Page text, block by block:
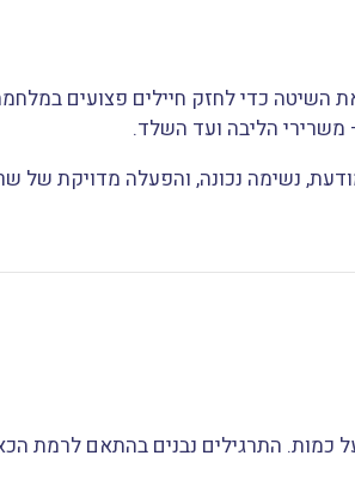
השיטה כדי לחזק חיילים פצועים
משרירי הליבה ועד השלד.
נשימה נכונה, והפעלה מדויקת של
כמות. התרגילים נבנים בהתאם לרמת